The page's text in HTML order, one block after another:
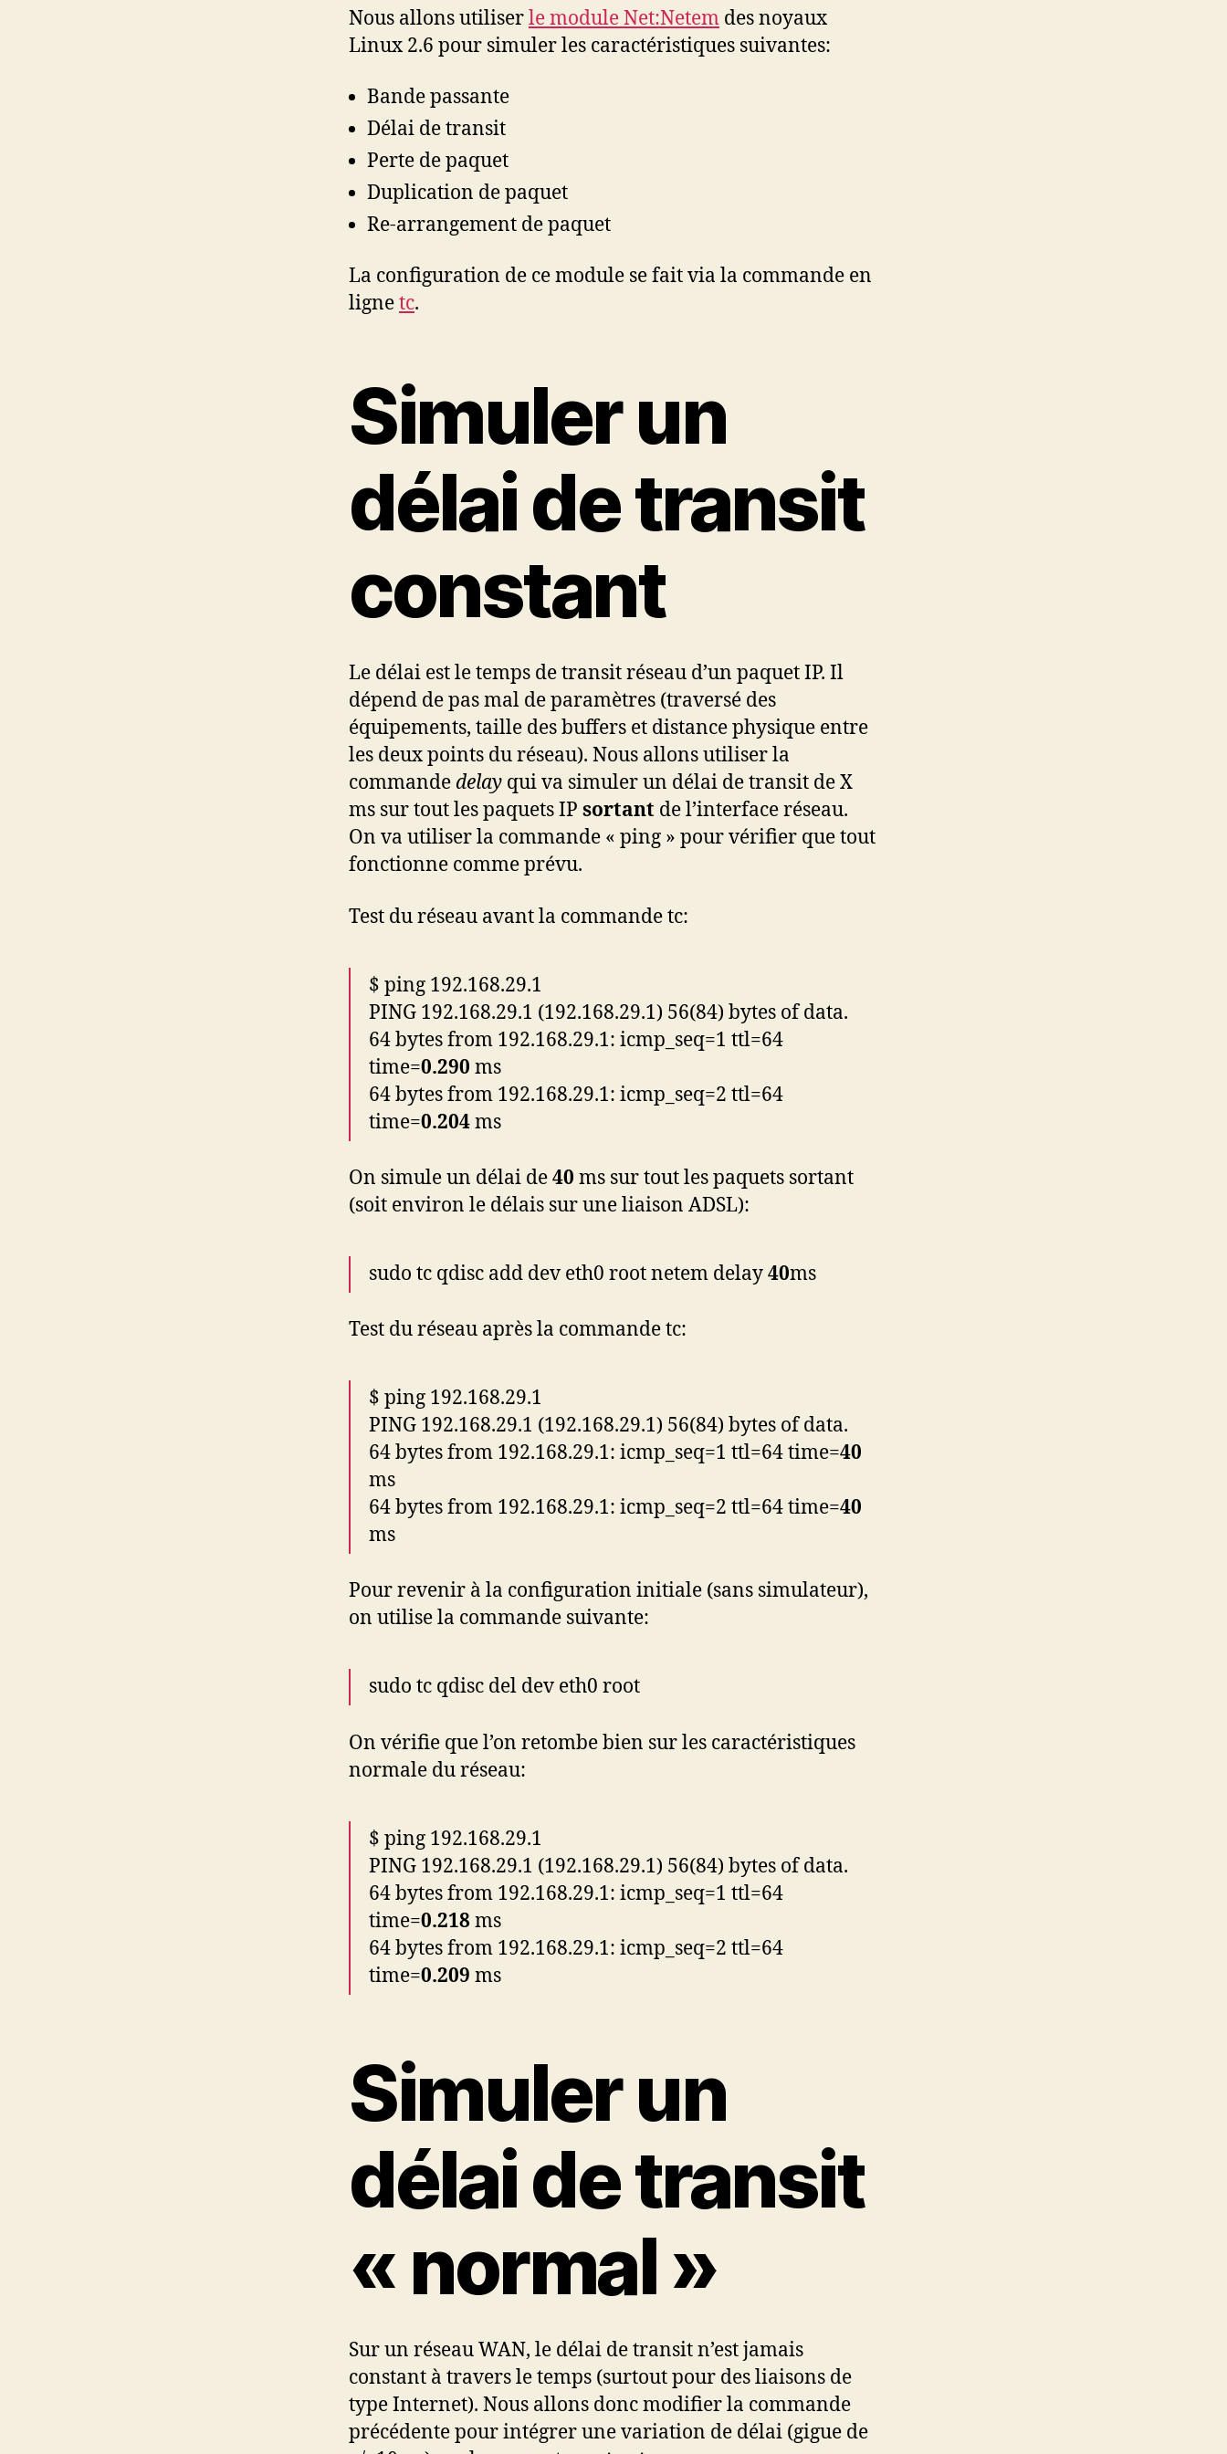
Nous allons utiliserle module Net:Netem des noyaux
Linux 2.6 pour simuler les caractéristiques suivantes:
Bande passante
Délai de transit
Perte de paquet
Duplication de paquet
Re-arrangement de paquet
La configuration de ce module se fait via la commande en
lignetc.
Simuler un
délai de transit
constant
Le délai est le temps de transit réseau d’un paquet IP. Il
dépend de pas mal de paramètres (traversé des
équipements, taille des buffers et distance physique entre
les deux points du réseau). Nous allons utiliser la
commande delay qui va simuler un délai de transit de X
ms sur tout les paquets IP sortant de l’interface réseau.
On va utiliser la commande « ping » pour vérifier que tout
fonctionne comme prévu.
Test du réseau avant la commande tc:
$ ping 192.168.29.1
PING 192.168.29.1 (192.168.29.1) 56(84) bytes of data.
64 bytes from 192.168.29.1: icmp_seq=1 ttl=64
time=0.290 ms
64 bytes from 192.168.29.1: icmp_seq=2 ttl=64
time=0.204ms
On simule un délai de40 ms sur tout les paquets sortant
(soit environ le délais sur une liaison ADSL):
sudo tc qdisc add dev eth0 root netem delay40ms
Test du réseau après la commande tc:
$ ping 192.168.29.1
PING 192.168.29.1 (192.168.29.1) 56(84) bytes of data.
64 bytes from 192.168.29.1: icmp_seq=1 ttl=64 time=40
ms
64 bytes from 192.168.29.1: icmp_seq=2 ttl=64 time=40
ms
Pour revenir à la configuration initiale (sans simulateur),
on utilise la commande suivante:
sudo tc qdisc del dev eth0 root
On vérifie que l’on retombe bien sur les caractéristiques
normale du réseau:
$ ping 192.168.29.1
PING 192.168.29.1 (192.168.29.1) 56(84) bytes of data.
64 bytes from 192.168.29.1: icmp_seq=1 ttl=64
time=0.218 ms
64 bytes from 192.168.29.1: icmp_seq=2 ttl=64
time=0.209 ms
Simuler un
délai de transit
« normal »
Sur un réseau WAN, le délai de transit n’est jamais
constant à travers le temps (surtout pour des liaisons de
type Internet). Nous allons donc modifier la commande
précédente pour intégrer une variation de délai (gigue de